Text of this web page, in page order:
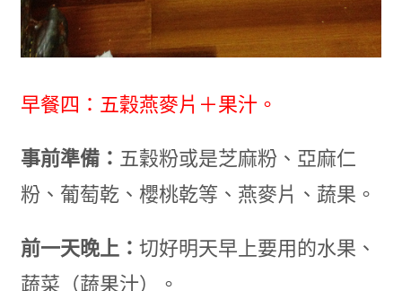
早餐四：五穀燕麥片＋果汁。
事前準備： 五穀粉或是芝麻粉、亞麻仁
粉、葡萄乾、櫻桃乾等、燕麥片、蔬果。
前一天晚上： 切好明天早上要用的水果、
蔬菜（蔬果汁）。